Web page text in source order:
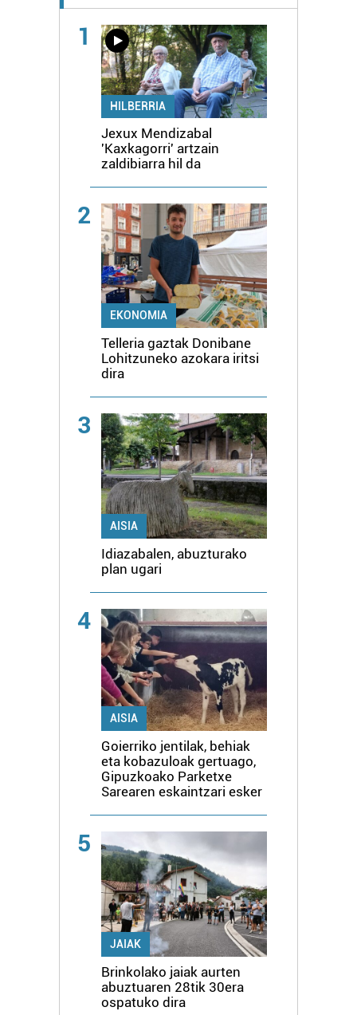
1
HILBERRIA
Jexux Mendizabal
'Kaxkagorri' artzain
zaldibiarra hil da
2
EKONOMIA
Telleria gaztak Donibane
Lohitzuneko azokara iritsi
dira
3
AISIA
Idiazabalen, abuzturako
plan ugari
4
AISIA
Goierriko jentilak, behiak
eta kobazuloak gertuago,
Gipuzkoako Parketxe
Sarearen eskaintzari esker
5
JAIAK
Brinkolako jaiak aurten
abuztuaren 28tik 30era
ospatuko dira